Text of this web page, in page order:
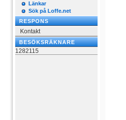
Länkar
Sök på Loffe.net
RESPONS
Kontakt
BESÖKSRÄKNARE
1282115